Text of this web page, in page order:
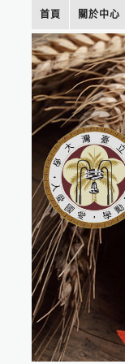
首頁 關於中心